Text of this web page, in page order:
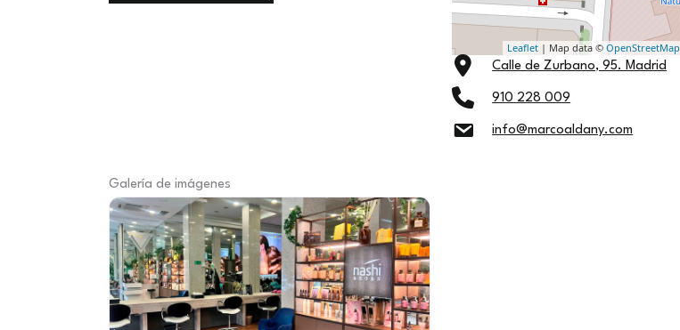
Leaflet| Map data © OpenStreetMap
Calle de Zurbano, 95. Madrid
910 228 009
info@marcoaldany.com
Galería de imágenes